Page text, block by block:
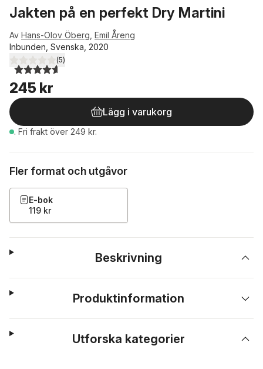
Jakten på en perfekt Dry Martini
Av Hans-Olov Öberg Emil Åreng
Inbunden, Svenska, 2020
4,6utav 5 stjärnor. Totalt antal röster:
(5)
245 kr
Lägg i varukorg
. Fri frakt över 249 kr.
Fler format och utgåvor
E-bok
119 kr
Beskrivning
Produktinformation
Utforska kategorier